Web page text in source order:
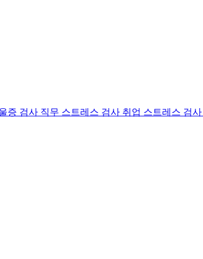
증 검사 직무 스트레스 검사 취업 스트레스 검사